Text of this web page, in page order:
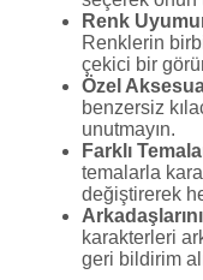
Renk
Renklerin
çekici bir
Özel
benzersiz
unutmayın.
Farklı
temalarla
değiştirerek
karakterleri
geri bildirim